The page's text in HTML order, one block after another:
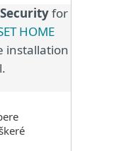
for
HOME
installation